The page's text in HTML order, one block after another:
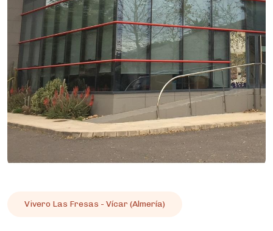
Vivero Las Fresas - Vícar (Almería)